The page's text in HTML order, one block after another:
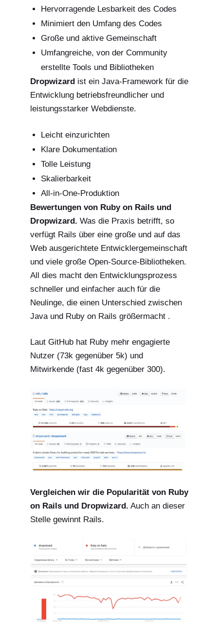
Hervorragende Lesbarkeit des Codes
Minimiert den Umfang des Codes
Große und aktive Gemeinschaft
Umfangreiche, von der Community
erstellte Tools und Bibliotheken
Dropwizardist ein Java-Framework für die
Entwicklung betriebsfreundlicher und
leistungsstarker Webdienste.
Leicht einzurichten
Klare Dokumentation
Tolle Leistung
Skalierbarkeit
All-in-One-Produktion
Bewertungen von Ruby on Rails und
Dropwizard. Was die Praxis betrifft, so
verfügt Rails über eine große und auf das
Web ausgerichtete Entwicklergemeinschaft
und viele große Open-Source-Bibliotheken.
All dies macht den Entwicklungsprozess
schneller und einfacher auch für die
Neulinge, die einen Unterschied zwischen
Java und Ruby on Rails größermacht .
Laut GitHub hat Ruby mehr engagierte
Nutzer (73k gegenüber 5k) und
Mitwirkende (fast 4k gegenüber 300).
Vergleichen wir die Popularität von Ruby
on Rails und Dropwizard. Auch an dieser
Stelle gewinnt Rails.